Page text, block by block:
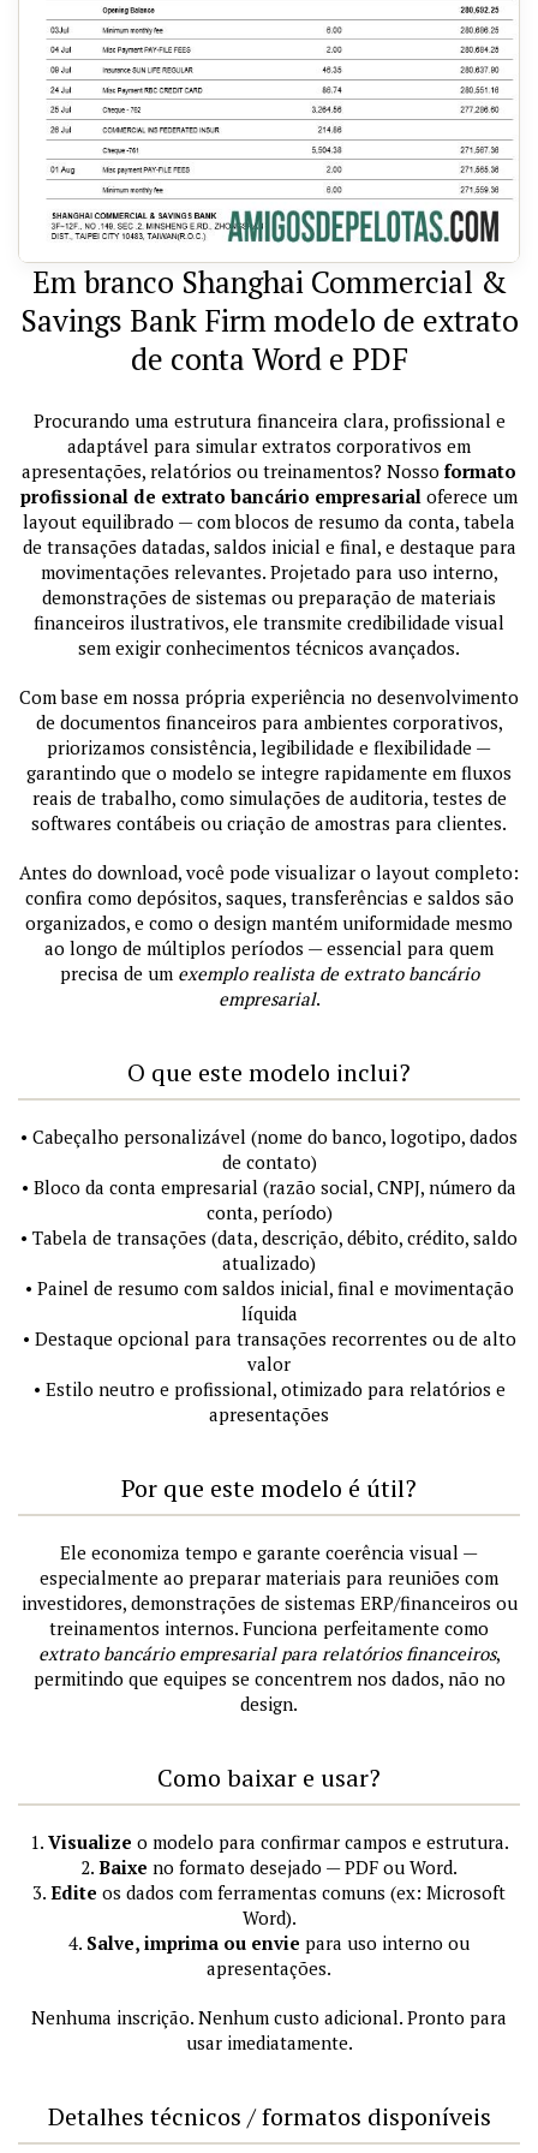
Em branco Shanghai Commercial &
Savings Bank Firm modelo de extrato
de conta Word e PDF
Procurando uma estrutura financeira clara, profissional e
adaptável para simular extratos corporativos em
apresentações, relatórios ou treinamentos? Nosso formato
profissional de extrato bancário empresarial oferece um
layout equilibrado — com blocos de resumo da conta, tabela
de transações datadas, saldos inicial e final, e destaque para
movimentações relevantes. Projetado para uso interno,
demonstrações de sistemas ou preparação de materiais
financeiros ilustrativos, ele transmite credibilidade visual
sem exigir conhecimentos técnicos avançados.
Com base em nossa própria experiência no desenvolvimento
de documentos financeiros para ambientes corporativos,
priorizamos consistência, legibilidade e flexibilidade —
garantindo que o modelo se integre rapidamente em fluxos
reais de trabalho, como simulações de auditoria, testes de
softwares contábeis ou criação de amostras para clientes.
Antes do download, você pode visualizar o layout completo:
confira como depósitos, saques, transferências e saldos são
organizados, e como o design mantém uniformidade mesmo
ao longo de múltiplos períodos — essencial para quem
precisa de um exemplo realista de extrato bancário
empresarial.
O que este modelo inclui?
• Cabeçalho personalizável (nome do banco, logotipo, dados
de contato)
• Bloco da conta empresarial (razão social, CNPJ, número da
conta, período)
• Tabela de transações (data, descrição, débito, crédito, saldo
atualizado)
• Painel de resumo com saldos inicial, final e movimentação
líquida
• Destaque opcional para transações recorrentes ou de alto
valor
• Estilo neutro e profissional, otimizado para relatórios e
apresentações
Por que este modelo é útil?
Ele economiza tempo e garante coerência visual —
especialmente ao preparar materiais para reuniões com
investidores, demonstrações de sistemas ERP/financeiros ou
treinamentos internos. Funciona perfeitamente como
extrato bancário empresarial para relatórios financeiros,
permitindo que equipes se concentrem nos dados, não no
design.
Como baixar e usar?
1. Visualize o modelo para confirmar campos e estrutura.
2. Baixe no formato desejado — PDF ou Word.
3. Edite os dados com ferramentas comuns (ex: Microsoft
Word).
4. Salve, imprima ou envie para uso interno ou
apresentações.
Nenhuma inscrição. Nenhum custo adicional. Pronto para
usar imediatamente.
Detalhes técnicos / formatos disponíveis